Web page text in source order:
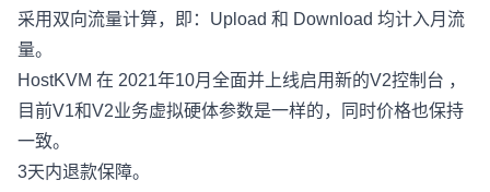
采用双向流量计算，即：Upload 和 Download 均计入月流
量。
HostKVM 在 2021年10月全面并上线启用新的V2控制台 ，
目前V1和V2业务虚拟硬体参数是一样的，同时价格也保持
一致。
3天内退款保障。